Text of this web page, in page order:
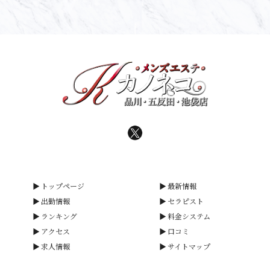
トップページ
最新情報
出勤情報
セラピスト
ランキング
料金システム
アクセス
口コミ
求人情報
サイトマップ